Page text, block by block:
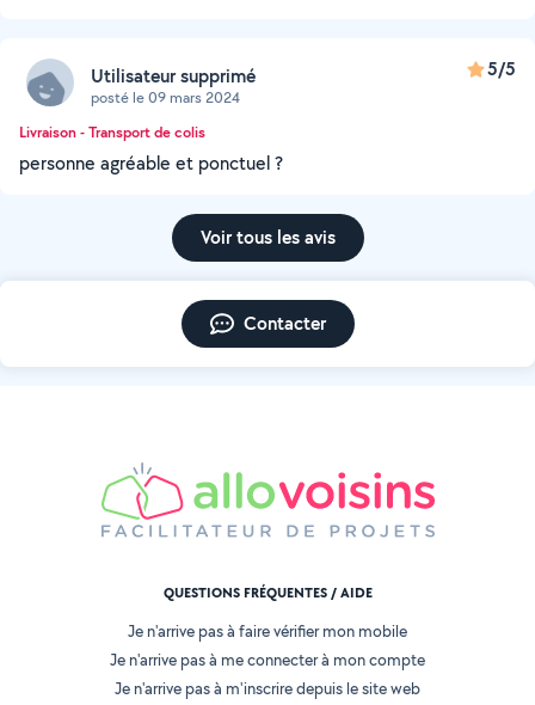
Utilisateur supprimé
posté le 09 mars 2024
5/5
Livraison - Transport de colis
personne agréable et ponctuel ?
Voir tous les avis
Contacter
QUESTIONS FRÉQUENTES / AIDE
Je n'arrive pas à faire vérifier mon mobile
Je n'arrive pas à me connecter à mon compte
Je n'arrive pas à m'inscrire depuis le site web